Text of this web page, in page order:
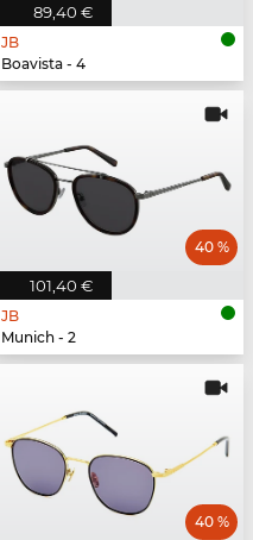
89,40 €
JB
Boavista - 4
101,40 €
40 %
JB
Munich - 2
40 %